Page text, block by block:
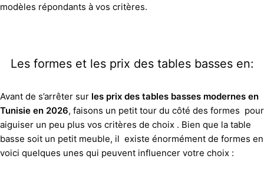
modèles répondants à vos critères.
Les formes et les prix des tables basses en:
Avant de s’arrêter sur les prix des tables basses modernes en
Tunisie en 2026, faisons un petit tour du côté des formes pour
aiguiser un peu plus vos critères de choix . Bien que la table
basse soit un petit meuble, il existe énormément de formes en
voici quelques unes qui peuvent influencer votre choix :